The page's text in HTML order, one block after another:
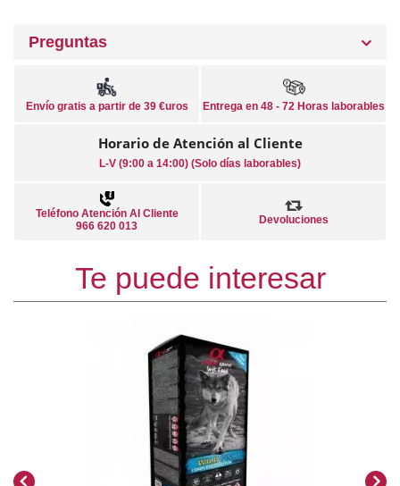
Preguntas
Envío gratis a partir de 39 €uros Entrega en 48 - 72 Horas laborables
Horario de Atención al Cliente
L-V (9:00 a 14:00) (Solo días laborables)
Teléfono Atención Al Cliente
966 620 013
Devoluciones
Te puede interesar